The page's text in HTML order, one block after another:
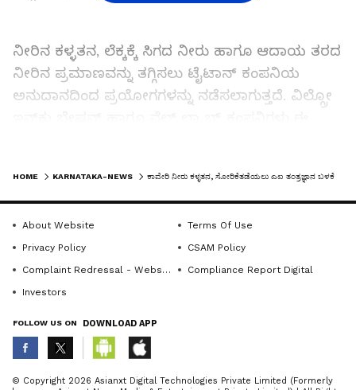
ನೀರಿನ ಕಳ್ಳತನ, ಲೆಕ್ಕಕ್ಕೆ ಸಿಗದ ನೀರು ಹಾಗೂ ಆದಾಯ ತರದ
ನೀರಿನ ಪ್ರಮಾಣವನ್ನು ತಗ್ಗಿಸಲು ಟೈಟಾನ್ ಕಂಪನಿಯ
ಅನುದಾನದಿಂದ ಪ್ರಯೋಗಗಳನ್ನು ನಡೆಸಲಾಗುತ್ತದೆ. ವಿಲ್ಗ್ರೋ
ಜಲಮಂಡಳಿಗೆ ಯಾವುದೇ ಆರ್ಥಿಕ ಹೊರೆ ಇರುವುದಿಲ್ಲ.
ಶೂನ್ಯ ವೆಚ್ಚದಲ್ಲಿ ಯೋಜನೆ ಅನುಷ್ಠಾನಗೊಳ್ಳಲಿದೆ ಎಂದು
ಜಲಮಂಡಳಿ ತಿಳಿಸಿದೆ.
Related Articles
ಬಲಮುರಿ ಕಾವೇರಿ ನದಿಯಲ್ಲಿ ಮುಳುಗಿ ಯುವಕರಿಬ್ಬರು
ಸಾವು
ABOUT THE AUTHOR
HOME KARNATAKA-NEWS ಕಾವೇರಿ ನೀರು ಕಳ್ಳತನ, ಸೋರಿಕೆತಡೆಯಲು ಎಐ ತಂತ್ರಜ್ಞಾನ ಬಳಕೆ
About Website
Terms Of Use
Privacy Policy
CSAM Policy
Complaint Redressal - Website
Compliance Report Digital
Investors
FOLLOW US ON DOWNLOAD APP
© Copyright 2026 Asianxt Digital Technologies Private Limited (Formerly